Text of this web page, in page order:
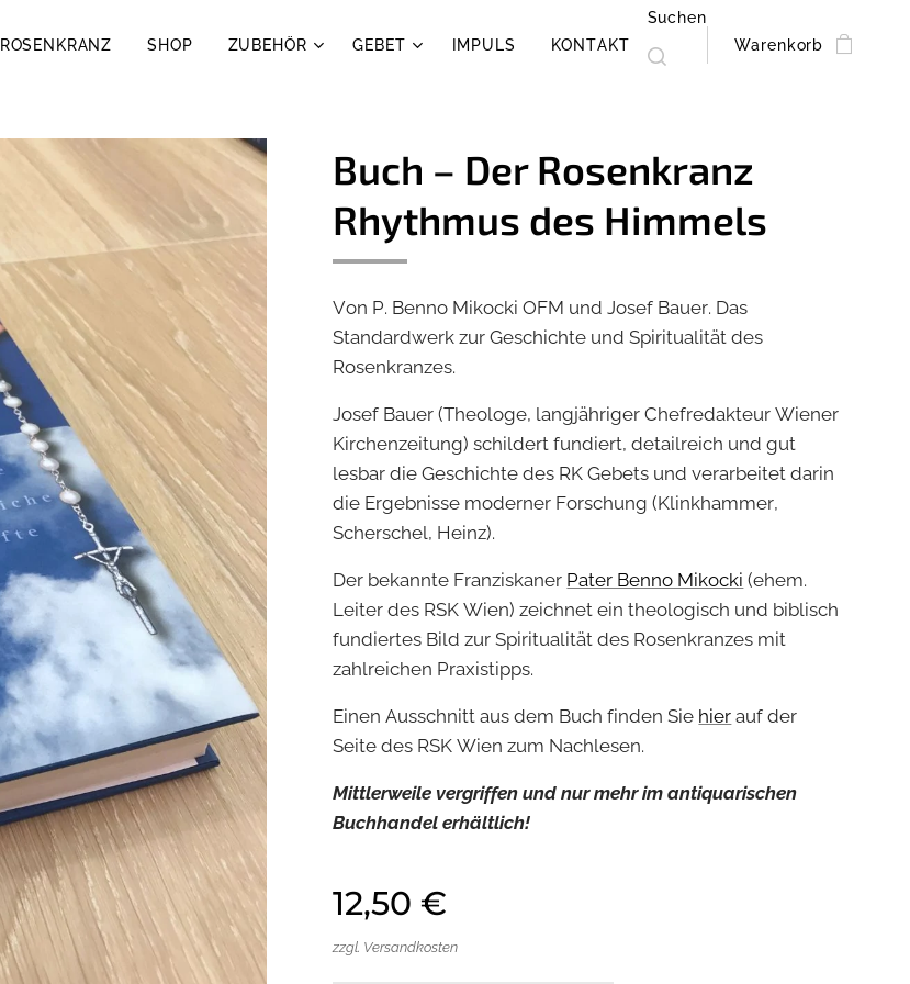
ROSENKRANZ SHOP ZUBEHÖR GEBET IMPULS KONTAKT
Suchen
Warenkorb
Buch – Der Rosenkranz
Rhythmus des Himmels
Von P. Benno Mikocki OFM und Josef Bauer. Das
Standardwerk zur Geschichte und Spiritualität des
Rosenkranzes.
Josef Bauer (Theologe, langjähriger Chefredakteur Wiener
Kirchenzeitung) schildert fundiert, detailreich und gut
lesbar die Geschichte des RK Gebets und verarbeitet darin
die Ergebnisse moderner Forschung (Klinkhammer,
Scherschel, Heinz).
Der bekannte Franziskaner Pater Benno Mikocki (ehem.
Leiter des RSK Wien) zeichnet ein theologisch und biblisch
fundiertes Bild zur Spiritualität des Rosenkranzes mit
zahlreichen Praxistipps.
Einen Ausschnitt aus dem Buch finden Sie hier auf der
Seite des RSK Wien zum Nachlesen.
Mittlerweile vergriffen und nur mehr im antiquarischen
Buchhandel erhältlich!
12,50 €
zzgl. Versandkosten